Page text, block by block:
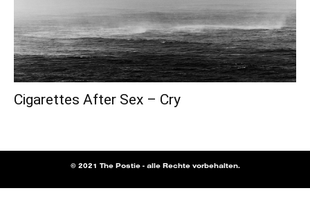
Cigarettes After Sex – Cry
© 2021 The Postie - alle Rechte vorbehalten.